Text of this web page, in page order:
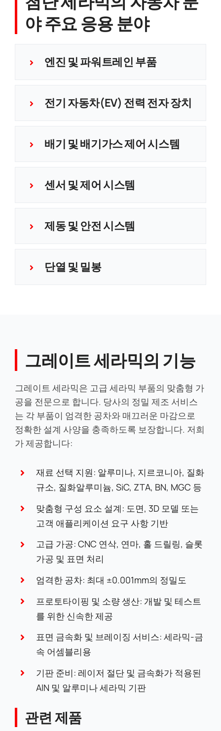
야 주요 응용 분야
엔진 및 파워트레인 부품
전기 자동차(EV) 전력 전자 장치
배기 및 배기가스 제어 시스템
센서 및 제어 시스템
제동 및 안전 시스템
단열 및 밀봉
그레이트 세라믹의 기능
그레이트 세라믹은 고급 세라믹 부품의 맞춤형 가
공을 전문으로 합니다. 당사의 정밀 제조 서비스
는 각 부품이 엄격한 공차와 매끄러운 마감으로
정확한 설계 사양을 충족하도록 보장합니다. 저희
가 제공합니다:
재료 선택 지원: 알루미나, 지르코니아, 질화
규소, 질화알루미늄, SiC, ZTA, BN, MGC 등
맞춤형 구성 요소 설계: 도면, 3D 모델 또는
고객 애플리케이션 요구 사항 기반
고급 가공: CNC 연삭, 연마, 홀 드릴링, 슬롯
가공 및 표면 처리
엄격한 공차: 최대 ±0.001mm의 정밀도
프로토타이핑 및 소량 생산: 개발 및 테스트
를 위한 신속한 제공
표면 금속화 및 브레이징 서비스: 세라믹-금
속 어셈블리용
기판 준비: 레이저 절단 및 금속화가 적용된
AlN 및 알루미나 세라믹 기판
관련 제품